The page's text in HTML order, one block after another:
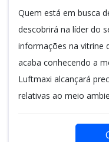
Quem está em busca
descobrirá na líder do
informações na vitrine
acaba conhecendo a
Luftmaxi alcançará
relativas ao meio